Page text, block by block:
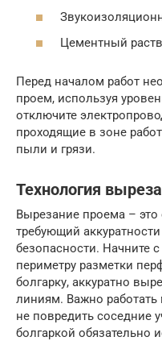
Цементный
Перед началом работ
проем, используя
отключите
проходящие в зоне
пыли и грязи.
Технология
Вырезание проема – это
требующий
безопасности. Начните
периметру разметки
болгарку, аккуратно
линиям. Важно
не повредить соседние
болгаркой обязательно